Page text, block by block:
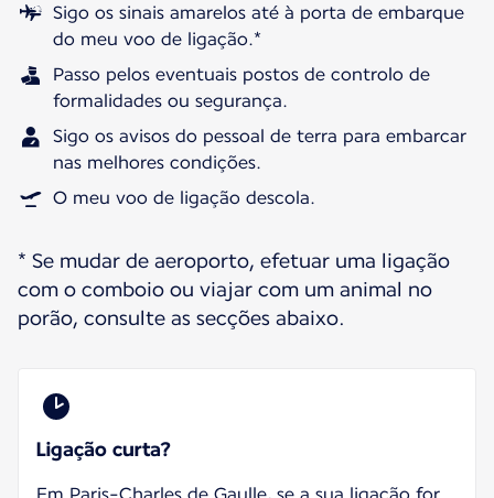
Sigo os sinais amarelos até à porta de embarque
do meu voo de ligação.*
Passo pelos eventuais postos de controlo de
formalidades ou segurança.
Sigo os avisos do pessoal de terra para embarcar
nas melhores condições.
O meu voo de ligação descola.
* Se mudar de aeroporto, efetuar uma ligação
com o comboio ou viajar com um animal no
porão, consulte as secções abaixo.
Ligação curta?